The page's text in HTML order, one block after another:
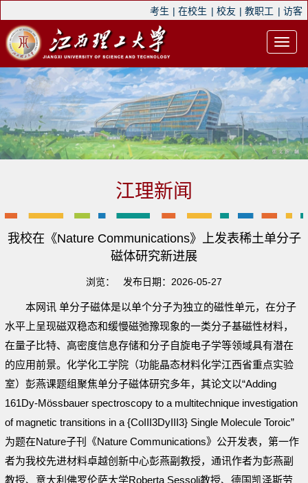
考生 | 在校生 | 校友 | 教职工 | 访客
江理新闻
我校在《Nature Communications》上发表稀土单分子
磁体研究新进展
浏览： 发布日期：2026-05-27
本网讯 单分子磁体是以单个分子为独立的磁性单元，在分子
水平上呈现磁双稳态和缓慢磁弛豫现象的一类分子基磁性材料，
在量子比特、高密度信息存储和分子自旋电子学等领域具有潜在
的应用前景。化学化工学院（功能晶态材料化学江西省重点实验
室）彭燕课题组聚焦单分子磁体研究多年，其论文以“Adding
161Dy-Mössbauer spectroscopy to a multitechnique investigation
of magnetic transitions in a {CoIII3DyIII3} Single Molecule Toroic”
为题在Nature子刊《Nature Communications》公开发表，第一作
者为我校先进材料卓越创新中心彭燕副教授，通讯作者为彭燕副
教授、意大利佛罗伦萨大学Roberta Sessoli教授、德国凯泽斯劳